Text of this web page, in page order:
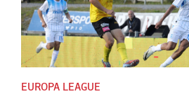
EUROPA LEAGUE